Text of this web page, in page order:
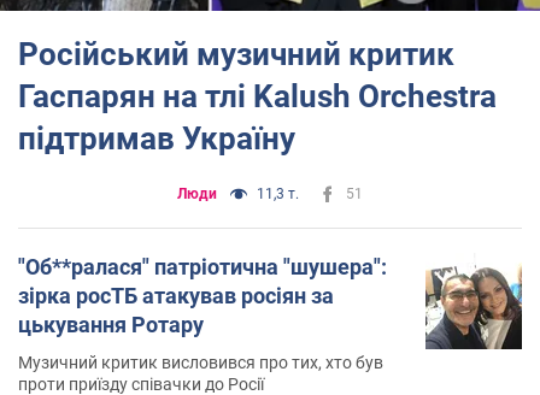
Російський музичний критик
Гаспарян на тлі Kalush Orchestra
підтримав Україну
Люди 11,3 т. 51
"Об**ралася" патріотична "шушера":
зірка росТБ атакував росіян за
цькування Ротару
Музичний критик висловився про тих, хто був
проти приїзду співачки до Росії